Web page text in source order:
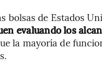
bolsas de Estados
evaluando los
la mayoría de